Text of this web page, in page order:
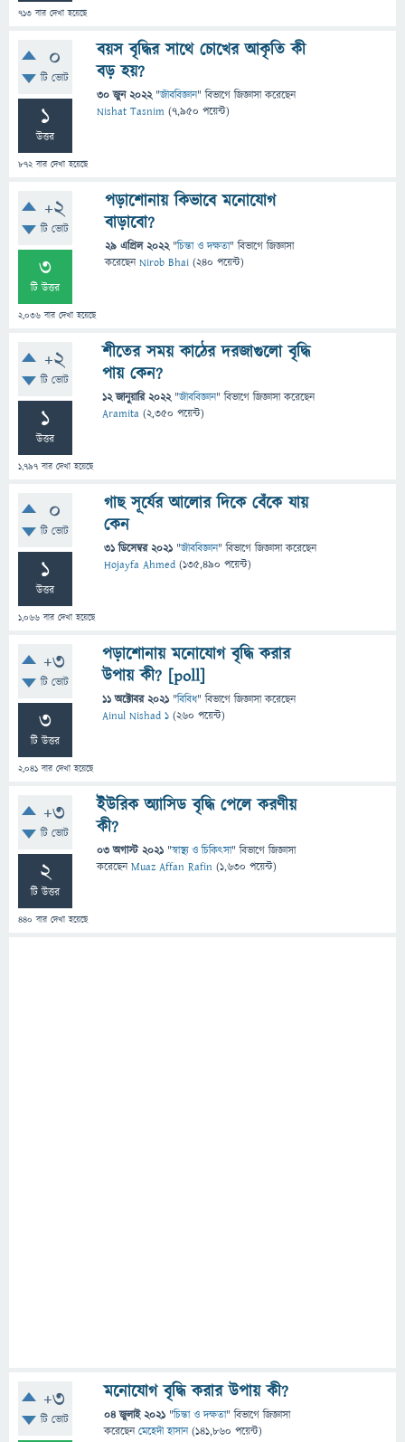
713 বার দেখা হয়েছে
0
টি ভোট
1
উত্তর
872বার দেখা হয়েছে
বয়স বৃদ্ধির সাথে চোখের আকৃতি কী
বড় হয়?
30 জুন 2022 "জীববিজ্ঞান" বিভাগে জিজ্ঞাসাকরেছেন
Nishat Tasnim (7,950 পয়েন্ট)
+2
টি ভোট
3
টি উত্তর
2,036 বার দেখা হয়েছে
পড়াশোনায় কিভাবে মনোযোগ
বাড়াবো?
29 এপ্রিল 2022 "চিন্তা ও দক্ষতা" বিভাগে জিজ্ঞাসা
করেছেনNirob Bhai (240 পয়েন্ট)
+2
টি ভোট
1
উত্তর
1,797 বার দেখা হয়েছে
শীতের সময় কাঠের দরজাগুলো বৃদ্ধি
পায় কেন?
12 জানুয়ারি 2022 "জীববিজ্ঞান" বিভাগে জিজ্ঞাসাকরেছেন
Aramita (2,350 পয়েন্ট)
0
টি ভোট
1
উত্তর
1,066 বার দেখা হয়েছে
গাছ সূর্যের আলোর দিকে বেঁকে যায়
কেন
31 ডিসেম্বর 2021 "জীববিজ্ঞান" বিভাগে জিজ্ঞাসাকরেছেন
Hojayfa Ahmed (135,490 পয়েন্ট)
+3
টি ভোট
3
টি উত্তর
2,041 বার দেখা হয়েছে
পড়াশোনায় মনোযোগ বৃদ্ধি করার
উপায় কী? [poll]
11 অক্টোবর 2021 "বিবিধ" বিভাগে জিজ্ঞাসাকরেছেন
Ainul Nishad 1 (260 পয়েন্ট)
+3
টি ভোট
2
টি উত্তর
440 বার দেখা হয়েছে
ইউরিক অ্যাসিড বৃদ্ধি পেলে করণীয়
কী?
03 অগাস্ট 2021 "স্বাস্থ্য ও চিকিৎসা" বিভাগে জিজ্ঞাসা
করেছেনMuaz Affan Rafin (1,630 পয়েন্ট)
+3
টি ভোট
মনোযোগ বৃদ্ধি করার উপায় কী?
04 জুলাই 2021 "চিন্তা ও দক্ষতা" বিভাগে জিজ্ঞাসা
করেছেনমেহেদী হাসান (141,860 পয়েন্ট)